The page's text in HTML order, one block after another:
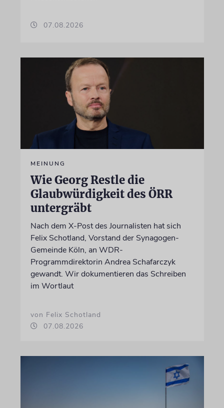
07.08.2026
MEINUNG
Wie Georg Restle die
Glaubwürdigkeit des ÖRR
untergräbt
Nach dem X-Post des Journalisten hat sich
Felix Schotland, Vorstand der Synagogen-
Gemeinde Köln, an WDR-
Programmdirektorin Andrea Schafarczyk
gewandt. Wir dokumentieren das Schreiben
im Wortlaut
von Felix Schotland
07.08.2026